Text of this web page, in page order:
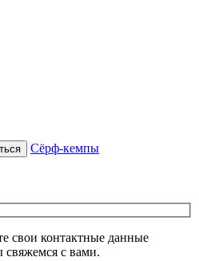
Сёрф-кемпы
свои контактные данные
с вами.